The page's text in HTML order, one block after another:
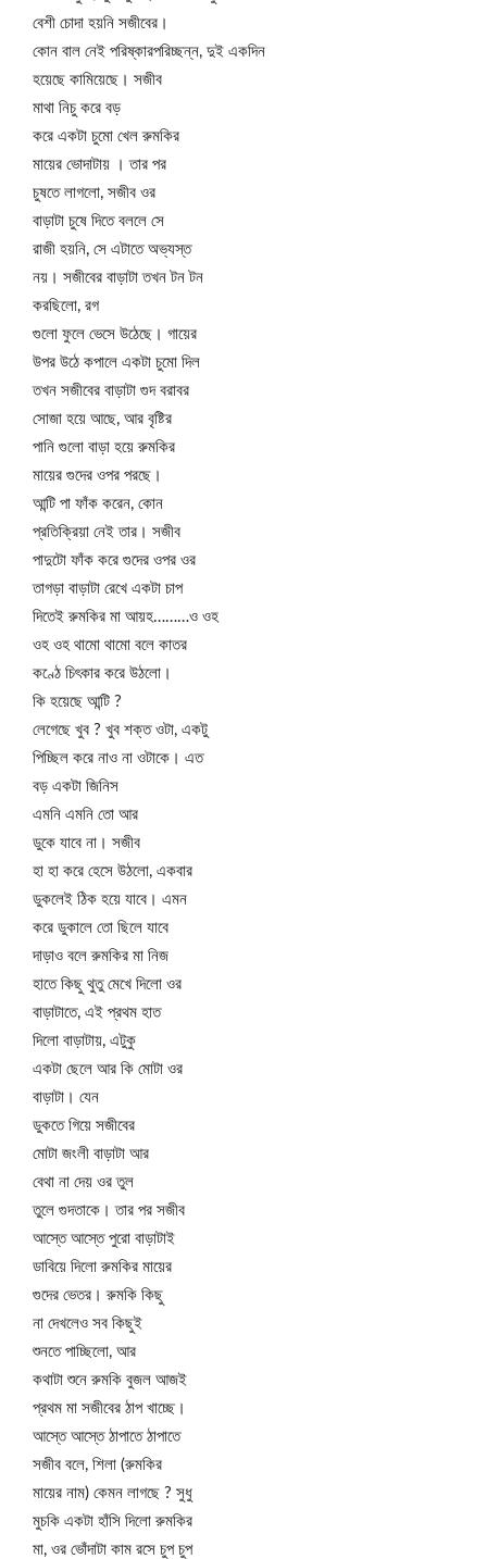
বেশী চোদা হয়নি সজীবের।
কোন বাল নেই পরিষ্কারপরিচ্ছন্ন, দুই একদিন
হয়েছে কামিয়েছে। সজীব
মাথা নিচু করে বড়
করে একটা চুমো খেল রুমকির
মায়ের ভোদাটায় । তার পর
চুষতে লাগলো, সজীব ওর
বাড়াটা চুষে দিতে বললে সে
রাজী হয়নি, সে এটাতে অভ্যস্ত
নয়। সজীবের বাড়াটা তখন টন টন
করছিলো, রগ
গুলো ফুলে ভেসে উঠেছে। গায়ের
উপর উঠে কপালে একটা চুমো দিল
তখন সজীবের বাড়াটা গুদ বরাবর
সোজা হয়ে আছে, আর বৃষ্টির
পানি গুলো বাড়া হয়ে রুমকির
মায়ের গুদের ওপর পরছে।
আন্টি পা ফাঁক করেন, কোন
প্রতিক্রিয়া নেই তার। সজীব
পাদুটো ফাঁক করে গুদের ওপর ওর
তাগড়া বাড়াটা রেখে একটা চাপ
দিতেই রুমকির মা আয়হ………ও ওহ
ওহ ওহ থামো থামো বলে কাতর
কণ্ঠে চিৎকার করে উঠলো।
কি হয়েছে আন্টি ?
লেগেছে খুব ? খুব শক্ত ওটা, একটু
পিচ্ছিল করে নাও না ওটাকে। এত
বড় একটা জিনিস
এমনি এমনি তো আর
ডুকে যাবে না। সজীব
হা হা করে হেসে উঠলো, একবার
ডুকলেই ঠিক হয়ে যাবে। এমন
করে ডুকালে তো ছিলে যাবে
দাড়াও বলে রুমকির মা নিজ
হাতে কিছু থুতু মেখে দিলো ওর
বাড়াটাতে, এই প্রথম হাত
দিলো বাড়াটায়, এটুকু
একটা ছেলে আর কি মোটা ওর
বাড়াটা। যেন
ডুকতে গিয়ে সজীবের
মোটা জংলী বাড়াটা আর
বেথা না দেয় ওর তুল
তুলে গুদতাকে। তার পর সজীব
আস্তে আস্তে পুরো বাড়াটাই
ডাবিয়ে দিলো রুমকির মায়ের
গুদের ভেতর। রুমকি কিছু
না দেখলেও সব কিছুই
শুনতে পাচ্ছিলো, আর
কথাটা শুনে রুমকি বুজল আজই
প্রথম মা সজীবের ঠাপ খাচ্ছে।
আস্তে আস্তে ঠাপাতে ঠাপাতে
সজীব বলে, শিলা (রুমকির
মায়ের নাম) কেমন লাগছে ? সুধু
মুচকি একটা হাঁসি দিলো রুমকির
মা, ওর ভোঁদাটা কাম রসে চুপ চুপ